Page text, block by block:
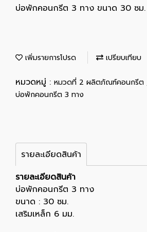
บ่อพักคอนกรีต 3 ทาง ขนาด 30 ซม.
เพิ่มรายการโปรด เปรียบเทียบ
หมวดหมู่ : หมวดที่ 2 ผลิตภัณฑ์คอนกรีต
บ่อพักคอนกรีต 3 ทาง
รายละเอียดสินค้า
รายละเอียดสินค้า
บ่อพักคอนกรีต 3 ทาง
ขนาด : 30 ซม.
เสริมเหล็ก 6 มม.